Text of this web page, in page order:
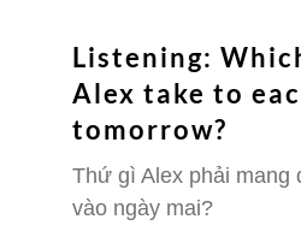
Listening:
Alex take to
tomorrow?
Thứ gì Alex phải mang
vào ngày mai?